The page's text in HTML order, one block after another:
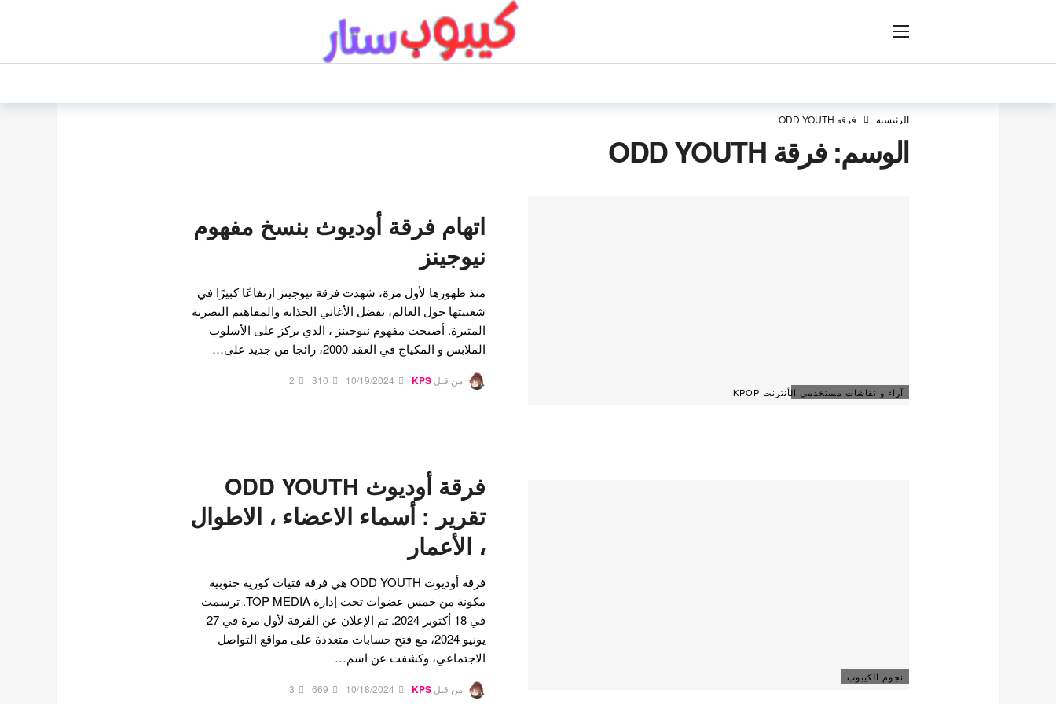
الرئيسية فرقة ODD YOUTH
الوسم:فرقة ODD YOUTH
آراء و نقاشات مستخدمي الأنترنت KPOP
اتهام فرقة أوديوث بنسخ مفهوم
نيوجينز
منذ ظهورها لأول مرة، شهدت فرقة نيوجينز ارتفاعًا كبيرًا في
شعبيتها حول العالم، بفضل الأغاني الجذابة والمفاهيم البصرية
المثيرة. أصبحت مفهوم نيوجينز ، الذي يركز على الأسلوب
الملابس و المكياج في العقد 2000، رائجا من جديد على…
من قبل KPS
10/19/2024
310
2
نجوم الكيبوب
فرقة أوديوث ODD YOUTH
تقرير : أسماء الاعضاء ، الاطوال
، الأعمار
فرقة أوديوث ODD YOUTH هي فرقة فتيات كورية جنوبية
مكونة من خمس عضوات تحت إدارة TOP MEDIA. ترسمت
في 18 أكتوبر 2024. تم الإعلان عن الفرقة لأول مرة في 27
يونيو 2024، مع فتح حسابات متعددة على مواقع التواصل
الاجتماعي، وكشفت عن اسم…
من قبل KPS
10/18/2024
669
3